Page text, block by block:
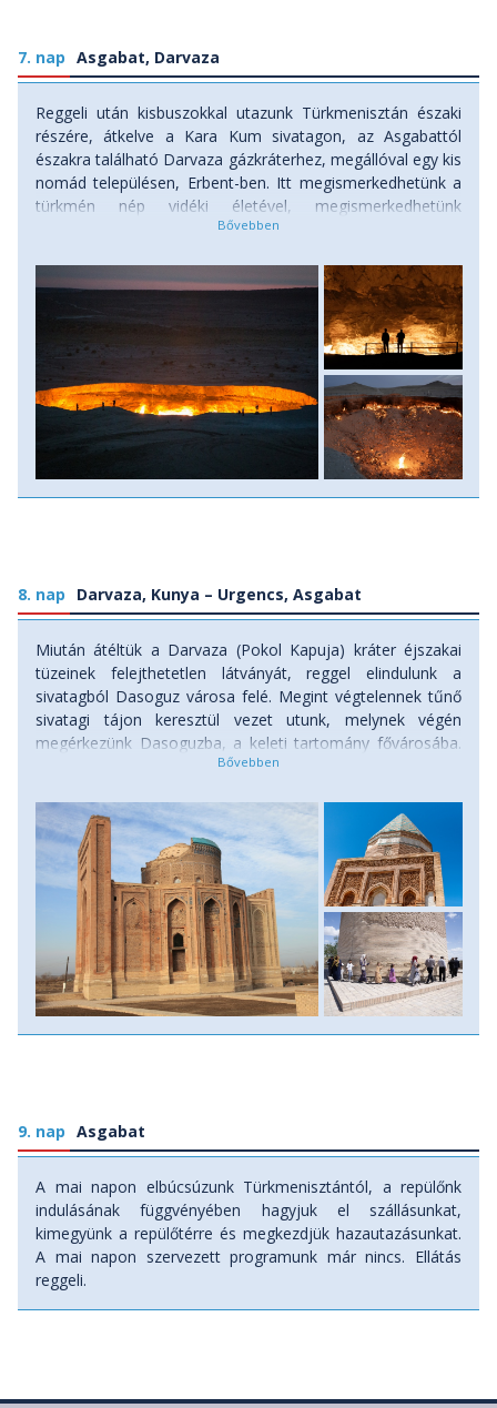
7. nap Asgabat, Darvaza
Reggeli után kisbuszokkal utazunk Türkmenisztán északi
részére, átkelve a Kara Kum sivatagon, az Asgabattól
északra található Darvaza gázkráterhez, megállóval egy kis
nomád településen, Erbent-ben. Itt megismerkedhetünk a
türkmén nép vidéki életével, megismerkedhetünk
hagyományos életmódjukkal, megtekinthetjük a népi
után érkezünk a végtelen Kara-kum sivatag belső vidékére,
a „semmi közepének” dűnéi között található Darvaza, a
Pokol kapujához. Teszünk egy rövid sétát homokdűnék
között, majd következik a „Pokol kapuja”, melynek
mélyéről évtizedek óta lángok csapnak elő, és a csillagos
égbolt sötétjében hatalmas távolságról világít „Földünk
tüzes lelke”. Este lélegzetelállító és lenyűgöző kilátás nyílik
az égő kráterre. Grillvacsora, fotózás Darvaza-ról éjszaka,
majd szállás türkmén jurtákban a nomád életmód
stílusában. Szállás: jurtákban, ellátás: reggeli, ebéd,
8. nap Darvaza, Kunya – Urgencs, Asgabat
Miután átéltük a Darvaza (Pokol Kapuja) kráter éjszakai
tüzeinek felejthetetlen látványát, reggel elindulunk a
sivatagból Dasoguz városa felé. Megint végtelennek tűnő
sivatagi tájon keresztül vezet utunk, melynek végén
megérkezünk Dasoguzba, a keleti tartomány fővárosába.
Innen irány a UNESCO Világörökség részét képező Kunya –
egykori fővárosába, amely a Selyemút egyik legfontosabb
szellemi és kereskedelmi központja volt és felfedezzük a
középkori iszlám építészet lenyűgöző emlékeit: Najm ad-
Din al-Kubra és Tyurabek Khanum mauzóleumai, Il-Arszlan
és Tekesh Ibn Khajibey sírjai, a Kutlug-Timur minaret, mely
Közép-Ázsia legmagasabb minaretje és a XIII. századi
mongol pusztítás dacára is áll. Visszatérünk Dasoguzba, és
egy esti belföldi járattal visszautazunk a fővárosba. Érkezés
Aşgabatba, ahol a főváros fényei fogadnak. Szállás:
szálloda, ellátás: reggeli, ebéd, vacsora.
9. nap Asgabat
A mai napon elbúcsúzunk Türkmenisztántól, a repülőnk
indulásának függvényében hagyjuk el szállásunkat,
kimegyünk a repülőtérre és megkezdjük hazautazásunkat.
A mai napon szervezett programunk már nincs. Ellátás
reggeli.